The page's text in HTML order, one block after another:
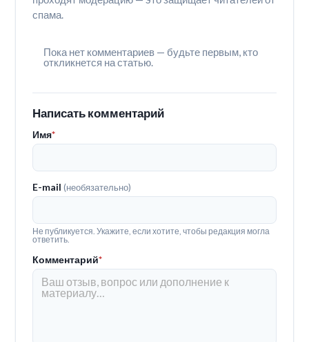
спама.
Пока нет комментариев — будьте первым, кто
откликнется на статью.
Написать комментарий
Имя*
E-mail(необязательно)
Не публикуется. Укажите, если хотите, чтобы редакция могла
ответить.
Комментарий*